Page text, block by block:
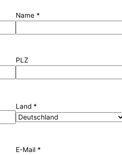
Name *
PLZ
Land *
E-Mail *